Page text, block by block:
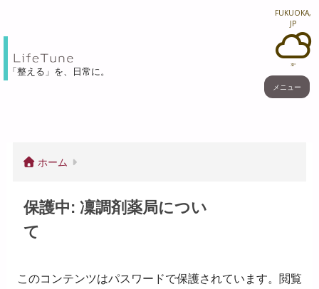
メニュー
「整える」を、⽇常に。
FUKUOKA,
JP
32°
ホーム
保護中: 凜調剤薬局につい
て
このコンテンツはパスワードで保護されています。閲覧